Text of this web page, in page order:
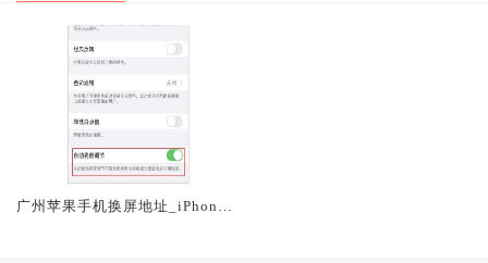
广州苹果手机换屏地址_iPhone